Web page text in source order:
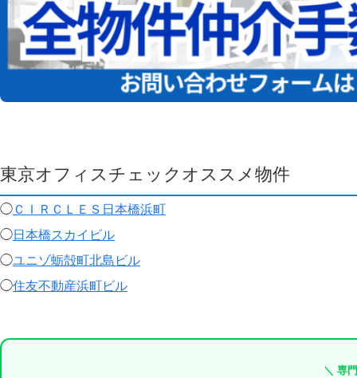
東京オフィスチェックオススメ物件
◯ＣＩＲＣＬＥＳ日本橋浜町
◯日本橋スカイビル
◯ユニゾ蛎殻町北島ビル
◯住友不動産浜町ビル
＼ 専